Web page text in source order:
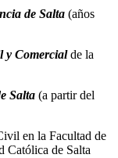
de Salta (años
y Comercialde la
Salta (a partir del
en la Facultad de
Católica de Salta